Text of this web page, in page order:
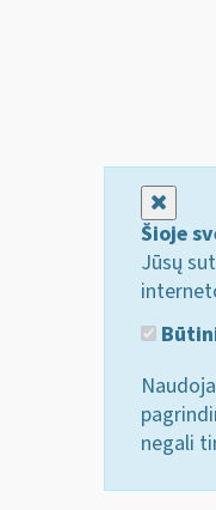
Šioje
Jūsų
negali